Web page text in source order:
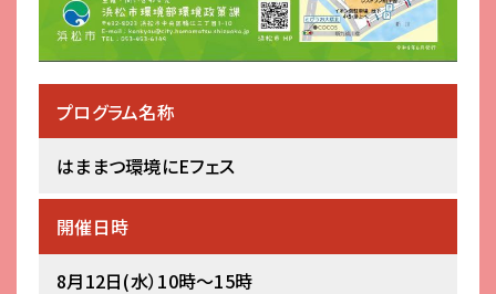
プログラム名称
はままつ環境にEフェス
開催日時
8月12日(水）10時～15時